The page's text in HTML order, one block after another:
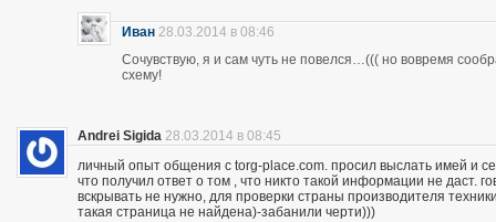
Иван 28.03.2014 в 08:46
Сочувствую, я и сам чуть не повелся…((( но вовремя
схему!
Andrei Sigida 28.03.2014 в 08:45
личный опыт общения с torg-place.com. просил выслать имей и
что получил ответ о том , что никто такой информации не
вскрывать не нужно, для проверки страны производителя
такая страница не найдена)-забанили черти)))